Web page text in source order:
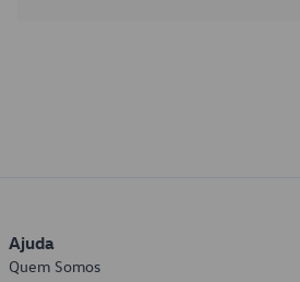
Ajuda
Quem Somos